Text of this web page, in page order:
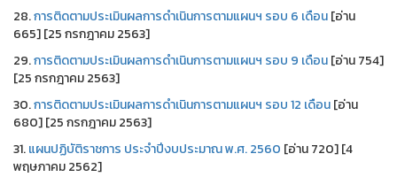
28.การติดตามประเมินผลการดำเนินการตามแผนฯ รอบ 6 เดือน[อ่าน
665] [25 กรกฎาคม 2563]
29.การติดตามประเมินผลการดำเนินการตามแผนฯ รอบ 9 เดือน[อ่าน 754]
[25 กรกฎาคม 2563]
30.การติดตามประเมินผลการดำเนินการตามแผนฯ รอบ 12 เดือน[อ่าน
680] [25 กรกฎาคม 2563]
31.แผนปฏิบัติราชการ ประจำปีงบประมาณ พ.ศ. 2560 [อ่าน 720] [4
พฤษภาคม 2562]